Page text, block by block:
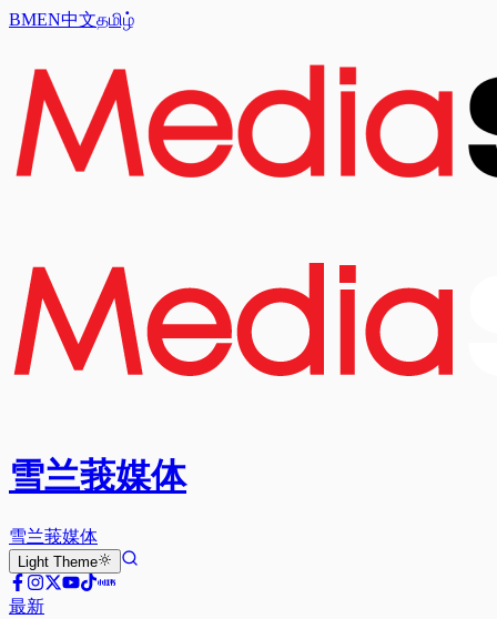
BMEN中文தமிழ்
雪兰莪媒体
雪兰莪媒体
Light Theme
最新